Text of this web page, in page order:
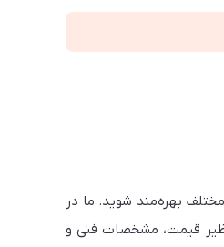
بهره‌مند شوید. ما در
نظیر قیمت، مشخصات فنی و